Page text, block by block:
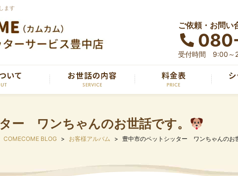
ます
ご依頼・お問い
受付時間 9:00～
ー ワンちゃんのお世話です。
COMECOME BLOG お客様アルバム 豊中市のペットシッター ワンちゃんのお